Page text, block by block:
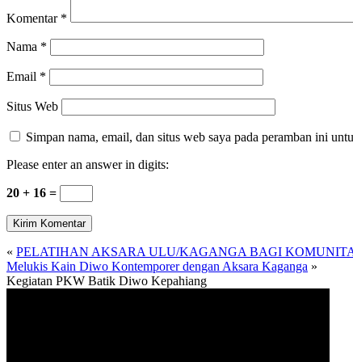
Komentar *
Nama *
Email *
Situs Web
Simpan nama, email, dan situs web saya pada peramban ini
Please enter an answer in digits:
20 + 16 =
« PELATIHAN AKSARA ULU/KAGANGA BAGI
Melukis Kain Diwo Kontemporer dengan Aksara Kaganga »
Kegiatan PKW Batik Diwo Kepahiang